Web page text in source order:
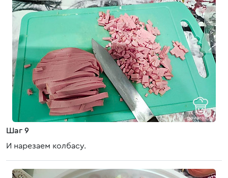
Шаг 9
И нарезаем колбасу.